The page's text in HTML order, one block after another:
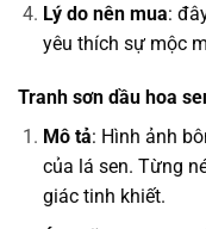
Lý do nên mua:
yêu thích sự mộc
Tranh sơn dầu hoa
Mô tả: Hình ảnh
của lá sen. Từng
giác tinh khiết.